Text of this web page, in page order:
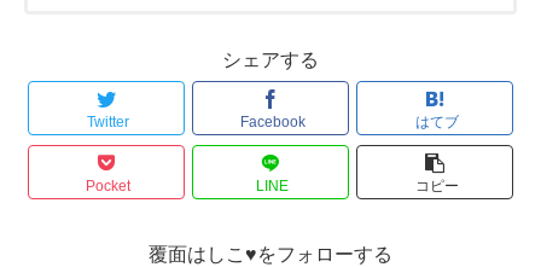
シェアする
Twitter Facebook はてブ
Pocket LINE コピー
覆面はしこ♥をフォローする